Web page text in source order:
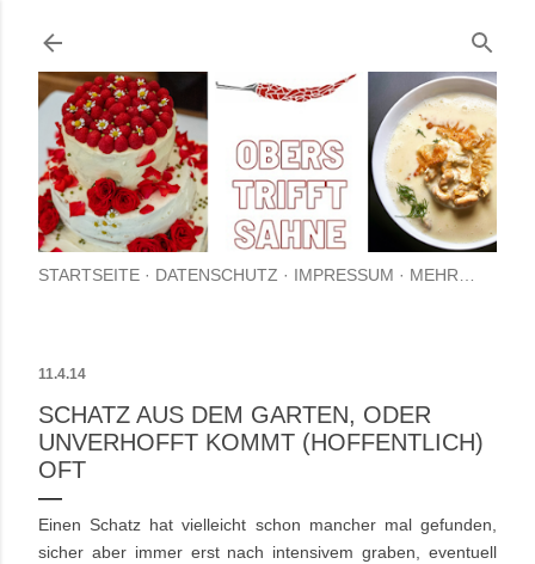
STARTSEITE DATENSCHUTZ IMPRESSUM MEHR…
11.4.14
SCHATZ AUS DEM GARTEN, ODER
UNVERHOFFT KOMMT (HOFFENTLICH)
OFT
Einen Schatz hat vielleicht schon mancher mal gefunden,
sicher aber immer erst nach intensivem graben, eventuell